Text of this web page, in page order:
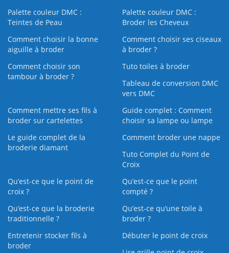
Palette couleur DMC :
Teintes de Peau
Palette couleur DMC :
Broder les Cheveux
Comment choisir la bonne
aiguille à broder
Comment choisir ses ciseaux
à broder ?
Comment choisir son
tambour à broder ?
Tuto toiles à broder
Tableau de conversion DMC
vers DMC
Comment mettre ses fils à
broder sur cartelettes
Guide complet : Comment
choisir sa lampe ou lampe
Le guide complet de la
broderie diamant
Comment broder une nappe
Tuto Complet du Point de
Croix
Qu’est-ce que le point de
croix ?
Qu’est-ce que le point
compté ?
Qu’est-ce que la broderie
traditionnelle ?
Qu’est‑ce qu’une toile à
broder ?
Entretenir stocker fils à
broder
Débuter le point de croix